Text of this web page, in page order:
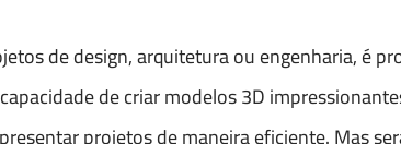
de design, arquitetura ou engenharia, é
de criar modelos 3D